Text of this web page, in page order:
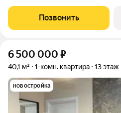
отдельную спальню с нишей для
санузел с керамогранитом и
Позвонить
6 500 000 ₽
40,1 м² 1-комн. квартира 13 этаж
новостройка